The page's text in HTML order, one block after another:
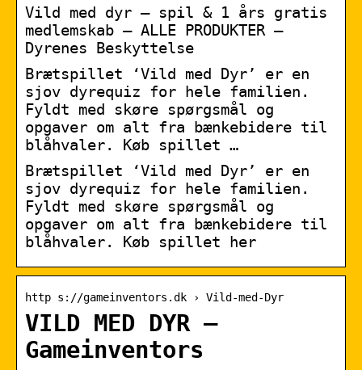
Vild med dyr – spil & 1 års gratis
medlemskab – ALLE PRODUKTER –
Dyrenes Beskyttelse
Brætspillet ‘Vild med Dyr’ er en
sjov dyrequiz for hele familien.
Fyldt med skøre spørgsmål og
opgaver om alt fra bænkebidere til
blåhvaler. Køb spillet …
Brætspillet ‘Vild med Dyr’ er en
sjov dyrequiz for hele familien.
Fyldt med skøre spørgsmål og
opgaver om alt fra bænkebidere til
blåhvaler. Køb spillet her
http s://gameinventors.dk › Vild-med-Dyr
VILD MED DYR –
Gameinventors